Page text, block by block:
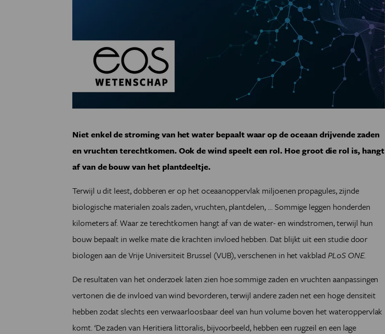
Niet enkel de stroming van het water bepaalt waar op de oceaan drijvende zaden
en vruchten terechtkomen. Ook de wind speelt een rol. Hoe groot die rol is, hangt
af van de bouw van het plantdeeltje.
Terwijl u dit leest, dobberen er op het oceaanoppervlak miljoenen propagules, zijnde
biologische materialen zoals zaden, vruchten, plantdelen, … Sommige leggen honderden
kilometers af. Waar ze terechtkomen hangt af van de water- en windstromen, terwijl hun
bouw bepaalt in welke mate die krachten invloed hebben. Dat blijkt uit een studie door
biologen aan de Vrije Universiteit Brussel (VUB), verschenen in het vakblad PLoS ONE.
De resultaten van het onderzoek laten zien hoe sommige zaden en vruchten aanpassingen
vertonen die de invloed van wind bevorderen, terwijl andere zaden net een hoge densiteit
hebben zodat slechts een verwaarloosbaar deel van hun volume boven het wateroppervlak
komt. ‘De zaden van Heritiera littoralis, bijvoorbeeld, hebben een rugzeil en een lage